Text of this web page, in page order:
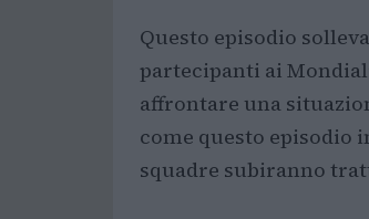
Questo episodio
partecipanti ai
affrontare una
come questo episodio
squadre subiranno